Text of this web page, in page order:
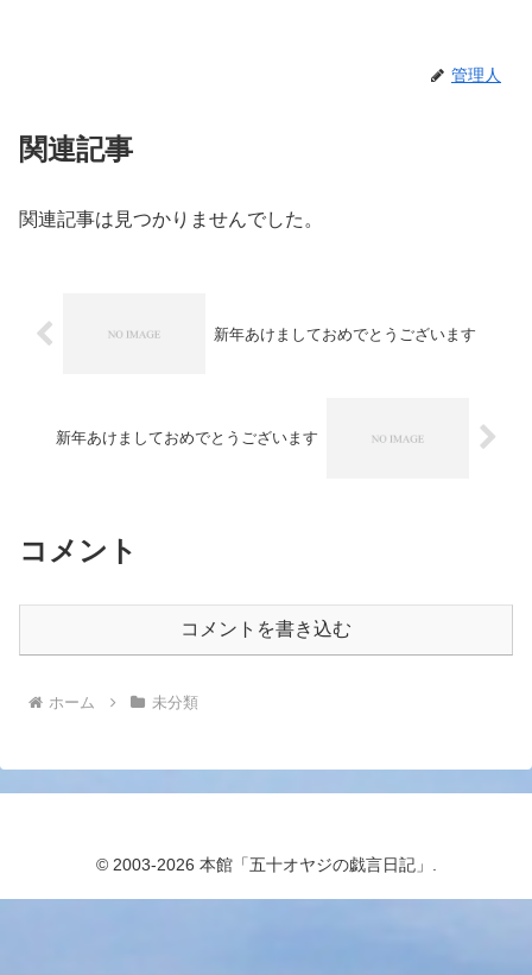
管理人
関連記事
関連記事は見つかりませんでした。
新年あけましておめでとうございます
新年あけましておめでとうございます
コメント
コメントを書き込む
ホーム 未分類
© 2003-2026 本館「五十オヤジの戯言日記」.